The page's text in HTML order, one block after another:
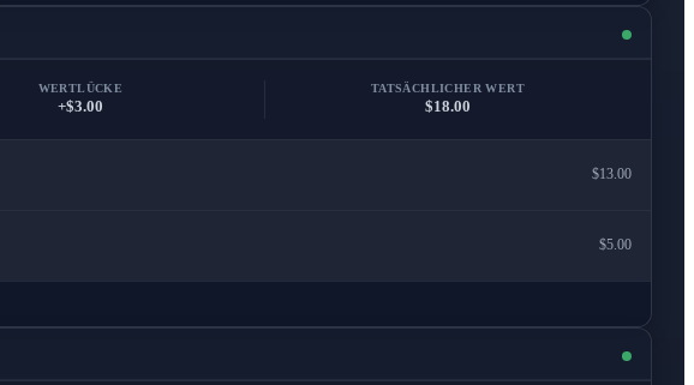
WERTLÜCKE
+$3.00
TATSÄCHLICHER WERT
$18.00
$13.00
$5.00